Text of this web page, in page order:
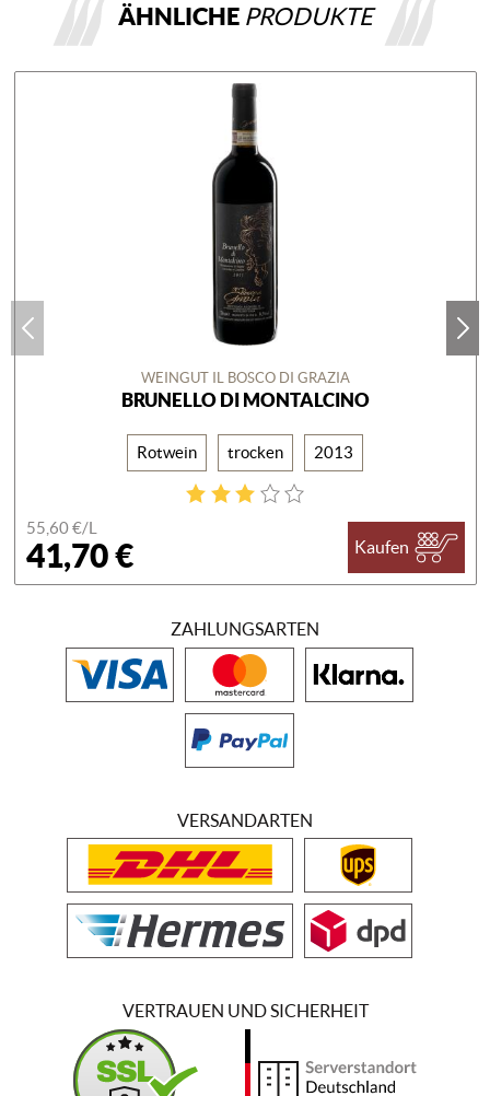
ÄHNLICHE PRODUKTE
WEINGUT IL BOSCO DI GRAZIA
BRUNELLO DI MONTALCINO
Rotwein trocken 2013
55,60 €/L
41,70 € Kaufen
ZAHLUNGSARTEN
VERSANDARTEN
VERTRAUEN UND SICHERHEIT